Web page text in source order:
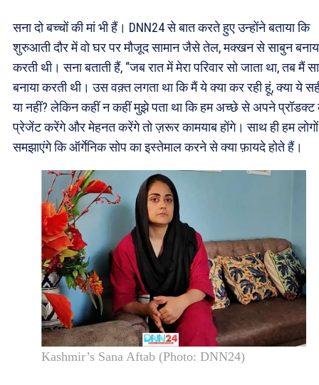
सना दो बच्चों की मां भी हैं। DNN24 से बात करते हुए उन्होंने बताया कि
शुरुआती दौर में वो घर पर मौजूद सामान जैसे तेल, मक्खन से साबुन
करती थी। सना बताती हैं, “जब रात में मेरा परिवार सो जाता था, तब मैं
बनाया करती थी। उस वक़्त लगता था कि मैं ये क्या कर रही हूं, क्या ये
या नहीं? लेकिन कहीं न कहीं मुझे पता था कि हम अच्छे से अपने प्रॉडक्ट
प्रेजेंट करेंगे और मेहनत करेंगे तो ज़रूर कामयाब होंगे। साथ ही हम
समझाएंगे कि ऑर्गेनिक सोप का इस्तेमाल करने से क्या फ़ायदे होते हैं।
Kashmir’s Sana Aftab (Photo: DNN24)